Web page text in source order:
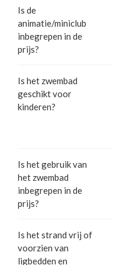
Is de
animatie/miniclub
inbegrepen in de
prijs?
Is het zwembad
geschikt voor
kinderen?
Is het gebruik van
het zwembad
inbegrepen in de
prijs?
Is het strand vrij of
voorzien van
ligbedden en